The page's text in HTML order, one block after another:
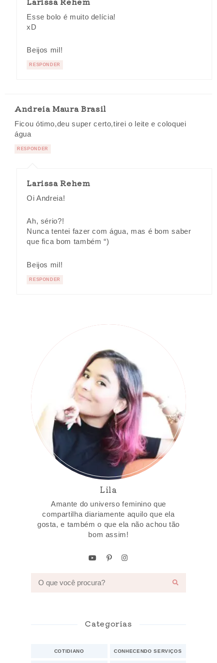
Esse bolo é muito delícia!
xD
Beijos mil!
RESPONDER
Andreia Maura Brasil
Ficou ótimo,deu super certo,tirei o leite e coloquei
água
RESPONDER
Larissa Rehem
Oi Andreia!
Ah, sério?!
Nunca tentei fazer com água, mas é bom saber
que fica bom também “)
Beijos mil!
RESPONDER
Lila
Amante do universo feminino que
compartilha diariamente aquilo que ela
gosta, e também o que ela não achou tão
bom assim!
Categorias
COTIDIANO CONHECENDO SERVIÇOS